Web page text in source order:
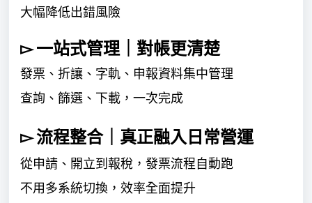
大幅降低出錯風險
▻ 一站式管理｜對帳更清楚
發票、折讓、字軌、申報資料集中管理
查詢、篩選、下載，一次完成
▻ 流程整合｜真正融入日常營運
從申請、開立到報稅，發票流程自動跑
不用多系統切換，效率全面提升